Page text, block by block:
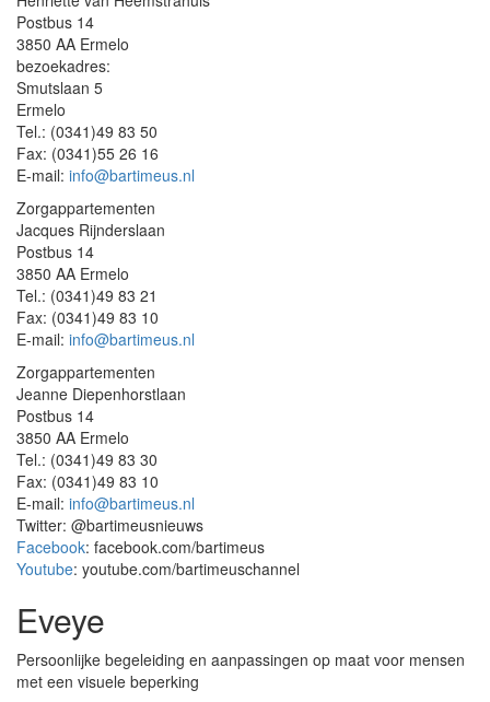
Postbus 14
3850 AA Ermelo
bezoekadres:
Smutslaan 5
Ermelo
Tel.: (0341)49 83 50
Fax: (0341)55 26 16
E-mail: info@bartimeus.nl
Zorgappartementen
Jacques Rijnderslaan
Postbus 14
3850 AA Ermelo
Tel.: (0341)49 83 21
Fax: (0341)49 83 10
E-mail: info@bartimeus.nl
Zorgappartementen
Jeanne Diepenhorstlaan
Postbus 14
3850 AA Ermelo
Tel.: (0341)49 83 30
Fax: (0341)49 83 10
E-mail: info@bartimeus.nl
Twitter: @bartimeusnieuws
Facebook: facebook.com/bartimeus
Youtube: youtube.com/bartimeuschannel
Eveye
Persoonlijke begeleiding en aanpassingen op maat voor mensen
met een visuele beperking